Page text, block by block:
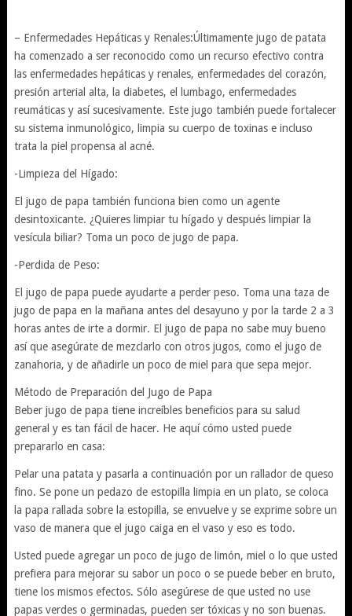
– Enfermedades Hepáticas y Renales:Últimamente jugo de patata
ha comenzado a ser reconocido como un recurso efectivo contra
las enfermedades hepáticas y renales, enfermedades del corazón,
presión arterial alta, la diabetes, el lumbago, enfermedades
reumáticas y así sucesivamente. Este jugo también puede fortalecer
su sistema inmunológico, limpia su cuerpo de toxinas e incluso
trata la piel propensa al acné.
-Limpieza del Hígado:
El jugo de papa también funciona bien como un agente
desintoxicante. ¿Quieres limpiar tu hígado y después limpiar la
vesícula biliar? Toma un poco de jugo de papa.
-Perdida de Peso:
El jugo de papa puede ayudarte a perder peso. Toma una taza de
jugo de papa en la mañana antes del desayuno y por la tarde 2 a 3
horas antes de irte a dormir. El jugo de papa no sabe muy bueno
así que asegúrate de mezclarlo con otros jugos, como el jugo de
zanahoria, y de añadirle un poco de miel para que sepa mejor.
Método de Preparación del Jugo de Papa
Beber jugo de papa tiene increíbles beneficios para su salud
general y es tan fácil de hacer. He aquí cómo usted puede
prepararlo en casa:
Pelar una patata y pasarla a continuación por un rallador de queso
fino. Se pone un pedazo de estopilla limpia en un plato, se coloca
la papa rallada sobre la estopilla, se envuelve y se exprime sobre un
vaso de manera que el jugo caiga en el vaso y eso es todo.
Usted puede agregar un poco de jugo de limón, miel o lo que usted
prefiera para mejorar su sabor un poco o se puede beber en bruto,
tiene los mismos efectos. Sólo asegúrese de que usted no use
papas verdes o germinadas, pueden ser tóxicas y no son buenas.